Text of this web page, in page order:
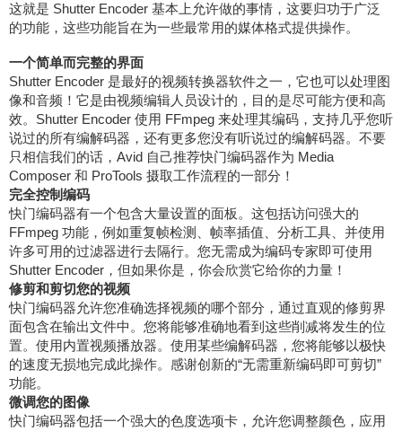
这就是 Shutter Encoder 基本上允许做的事情，这要归功于广泛
的功能，这些功能旨在为一些最常用的媒体格式提供操作。
一个简单而完整的界面
Shutter Encoder 是最好的视频转换器软件之一，它也可以处理图
像和音频！它是由视频编辑人员设计的，目的是尽可能方便和高
效。Shutter Encoder 使用 FFmpeg 来处理其编码，支持几乎您听
说过的所有编解码器，还有更多您没有听说过的编解码器。不要
只相信我们的话，Avid 自己推荐快门编码器作为 Media
Composer 和 ProTools 摄取工作流程的一部分！
完全控制编码
快门编码器有一个包含大量设置的面板。这包括访问强大的
FFmpeg 功能，例如重复帧检测、帧率插值、分析工具、并使用
许多可用的过滤器进行去隔行。您无需成为编码专家即可使用
Shutter Encoder，但如果你是，你会欣赏它给你的力量！
修剪和剪切您的视频
快门编码器允许您准确选择视频的哪个部分，通过直观的修剪界
面包含在输出文件中。您将能够准确地看到这些削减将发生的位
置。使用内置视频播放器。使用某些编解码器，您将能够以极快
的速度无损地完成此操作。感谢创新的“无需重新编码即可剪切”
功能。
微调您的图像
快门编码器包括一个强大的色度选项卡，允许您调整颜色，应用